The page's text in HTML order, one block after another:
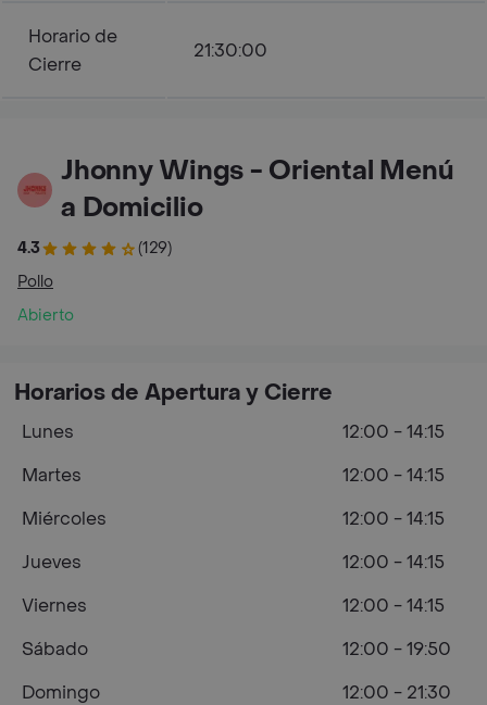
Horario de
Cierre
21:30:00
Jhonny Wings - Oriental Menú
a Domicilio
4.3
(129)
Pollo
Abierto
Horarios de Apertura y Cierre
Lunes
12:00 - 14:15
Martes
12:00 - 14:15
Miércoles
12:00 - 14:15
Jueves
12:00 - 14:15
Viernes
12:00 - 14:15
Sábado
12:00 - 19:50
Domingo
12:00 - 21:30